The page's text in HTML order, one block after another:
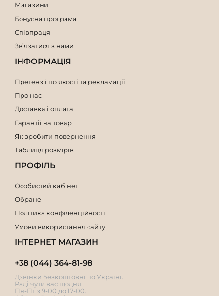
Магазини
Бонусна програма
Співпраця
Зв’язатися з нами
ІНФОРМАЦІЯ
Претензії по якості та рекламації
Про нас
Доставка і оплата
Гарантії на товар
Як зробити повернення
Таблиця розмірів
ПРОФІЛЬ
Особистий кабінет
Обране
Політика конфіденційності
Умови використання сайту
ІНТЕРНЕТ МАГАЗИН
+38 (044) 364-81-98
Дзвінки безкоштовні по Україні.
Раді чути вас щодня
Пн-Пт з 9-00 до 17-00.